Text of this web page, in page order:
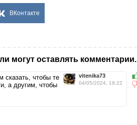
ВКонтакте
могут оставлять комментарии.
vitenika73
04/05/2024, 18:22
сказать, чтобы те
а другим, чтобы